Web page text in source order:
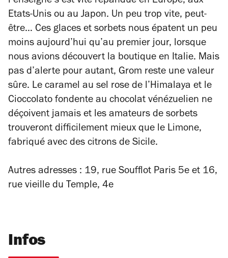
Etats-Unis ou au Japon. Un peu trop vite, peut-
être… Ces glaces et sorbets nous épatent un peu
moins aujourd’hui qu’au premier jour, lorsque
nous avions découvert la boutique en Italie. Mais
pas d’alerte pour autant, Grom reste une valeur
sûre. Le caramel au sel rose de l’Himalaya et le
Cioccolato fondente au chocolat vénézuelien ne
déçoivent jamais et les amateurs de sorbets
trouveront difficilement mieux que le Limone,
fabriqué avec des citrons de Sicile.
Autres adresses : 19, rue Soufflot Paris 5e et 16,
rue vieille du Temple, 4e
Infos